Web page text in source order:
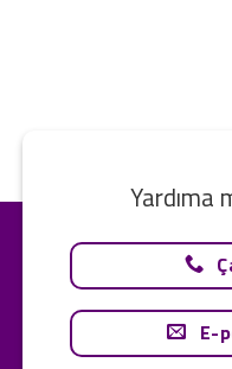
Yardıma
E-